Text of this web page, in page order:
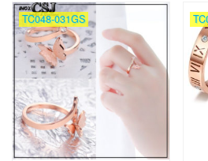
TC048-031GS